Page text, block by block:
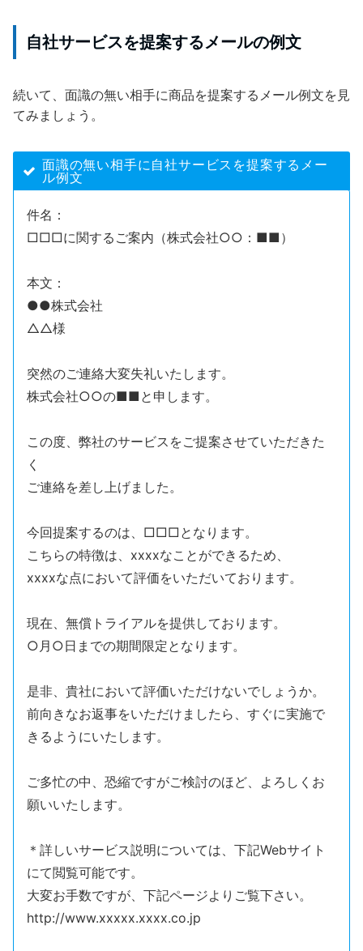
自社サービスを提案するメールの例文
続いて、面識の無い相手に商品を提案するメール例文を見
てみましょう。
面識の無い相手に自社サービスを提案するメー
ル例文
件名：
□□□に関するご案内（株式会社○○：■■）
本文：
●●株式会社
△△様
突然のご連絡大変失礼いたします。
株式会社○○の■■と申します。
この度、弊社のサービスをご提案させていただきた
く
ご連絡を差し上げました。
今回提案するのは、□□□となります。
こちらの特徴は、xxxxなことができるため、
xxxxな点において評価をいただいております。
現在、無償トライアルを提供しております。
○月○日までの期間限定となります。
是非、貴社において評価いただけないでしょうか。
前向きなお返事をいただけましたら、すぐに実施で
きるようにいたします。
ご多忙の中、恐縮ですがご検討のほど、よろしくお
願いいたします。
＊詳しいサービス説明については、下記Webサイト
にて閲覧可能です。
大変お手数ですが、下記ページよりご覧下さい。
http://www.xxxxx.xxxx.co.jp